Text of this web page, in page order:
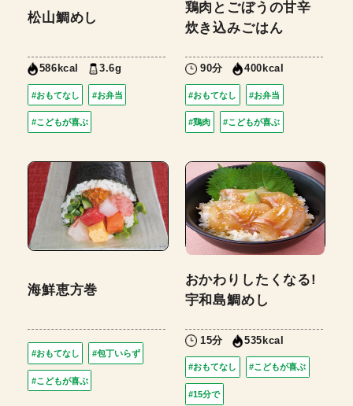
松山鯛めし
586kcal 3.6g
#おもてなし #お弁当
#こどもが喜ぶ
鶏肉とごぼうの甘辛
炊き込みごはん
90分 400kcal
#おもてなし #お弁当
#鶏肉 #こどもが喜ぶ
海鮮恵方巻
#おもてなし #包丁いらず
#こどもが喜ぶ
おかわりしたくなる!
宇和島鯛めし
15分 535kcal
#おもてなし #こどもが喜ぶ
#15分で